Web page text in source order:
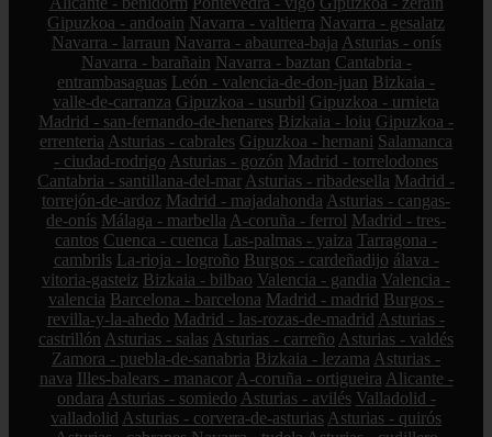
Gipuzkoa - andoain Navarra - valtierra Navarra - gesalatz
Navarra - larraun Navarra - abaurrea-baja Asturias - onís
Navarra - barañain Navarra - baztan Cantabria -
entrambasaguas León - valencia-de-don-juan Bizkaia -
valle-de-carranza Gipuzkoa - usurbil Gipuzkoa - urnieta
Madrid - san-fernando-de-henares Bizkaia - loiu Gipuzkoa -
errenteria Asturias - cabrales Gipuzkoa - hernani Salamanca
- ciudad-rodrigo Asturias - gozón Madrid - torrelodones
Cantabria - santillana-del-mar Asturias - ribadesella Madrid -
torrejón-de-ardoz Madrid - majadahonda Asturias - cangas-
de-onís Málaga - marbella A-coruña - ferrol Madrid - tres-
cantos Cuenca - cuenca Las-palmas - yaiza Tarragona -
cambrils La-rioja - logroño Burgos - cardeñadijo álava -
vitoria-gasteiz Bizkaia - bilbao Valencia - gandia Valencia -
valencia Barcelona - barcelona Madrid - madrid Burgos -
revilla-y-la-ahedo Madrid - las-rozas-de-madrid Asturias -
castrillón Asturias - salas Asturias - carreño Asturias - valdés
Zamora - puebla-de-sanabria Bizkaia - lezama Asturias -
nava Illes-balears - manacor A-coruña - ortigueira Alicante -
ondara Asturias - somiedo Asturias - avilés Valladolid -
valladolid Asturias - corvera-de-asturias Asturias - quirós